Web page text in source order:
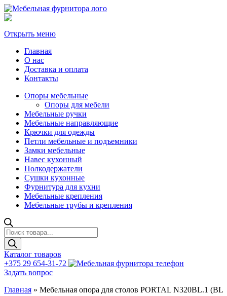
Открыть меню
Главная
О нас
Доставка и оплата
Контакты
Опоры мебельные
Опоры для мебели
Мебельные ручки
Мебельные направляющие
Крючки для одежды
Петли мебельные и подъемники
Замки мебельные
Навес кухонный
Полкодержатели
Сушки кухонные
Фурнитура для кухни
Мебельные крепления
Мебельные трубы и крепления
Поиск
товаров
Каталог товаров
+375 29 654-31-72
Задать вопрос
Главная » Мебельная опора для столов PORTAL N320BL.1 (BL